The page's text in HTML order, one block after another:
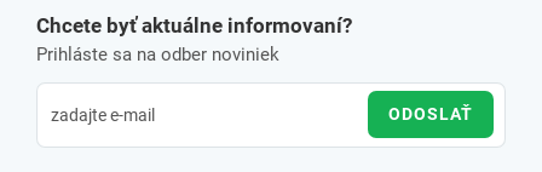
Chcete byť aktuálne informovaní?
Prihláste sa na odber noviniek
ODOSLAŤ